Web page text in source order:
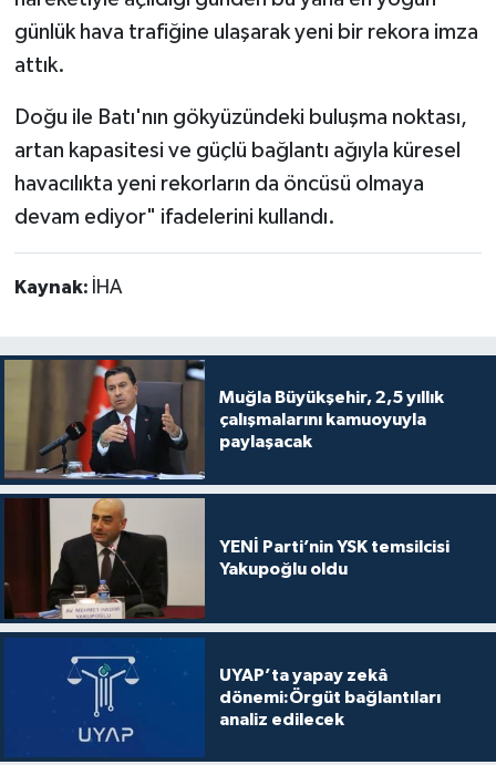
günlük hava trafiğine ulaşarak yeni bir rekora imza
attık.
Doğu ile Batı'nın gökyüzündeki buluşma noktası,
artan kapasitesi ve güçlü bağlantı ağıyla küresel
havacılıkta yeni rekorların da öncüsü olmaya
devam ediyor" ifadelerini kullandı.
Kaynak: İHA
Muğla Büyükşehir, 2,5 yıllık
çalışmalarını kamuoyuyla
paylaşacak
YENİ Parti’nin YSK temsilcisi
Yakupoğlu oldu
UYAP’ta yapay zekâ
dönemi:Örgüt bağlantıları
analiz edilecek